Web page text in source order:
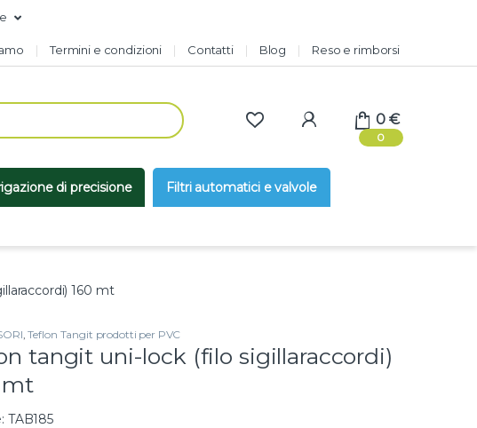
Termini e condizioni Contatti Blog Reso e rimborsi
0
0€
di precisione Filtri automatici e valvole
160 mt
,Teflon Tangit prodotti per PVC
tangit uni-lock (filo sigillaraccordi)
mt
TAB185